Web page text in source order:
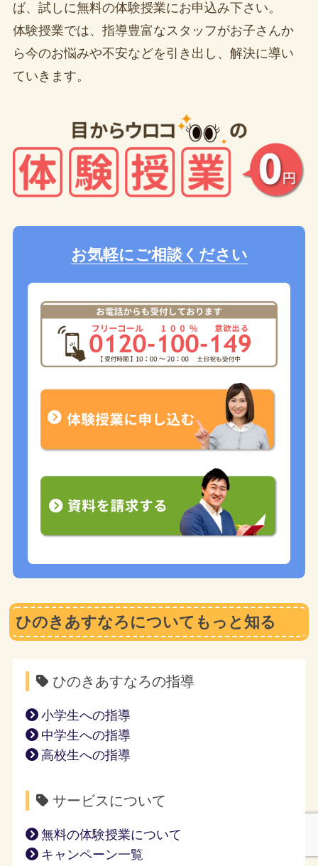
ば、試しに無料の体験授業にお申込み下さい。
体験授業では、指導豊富なスタッフがお子さんか
ら今のお悩みや不安などを引き出し、解決に導い
ていきます。
お気軽にご相談ください
ひのきあすなろについてもっと知る
ひのきあすなろの指導
小学生への指導
中学生への指導
高校生への指導
サービスについて
無料の体験授業について
キャンペーン一覧